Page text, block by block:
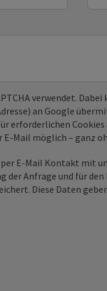
verwendet. Dabei
an Google
erforderlichen
Mail möglich – ganz
E-Mail Kontakt mit
der Anfrage und für den
Diese Daten